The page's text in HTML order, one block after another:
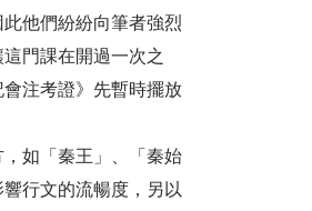
他們紛紛向筆者強烈
門課在開過一次之
注考證》先暫時擺放
如「秦王」、「秦始
行文的流暢度，另以